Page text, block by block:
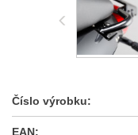
Číslo výrobku:
EAN: